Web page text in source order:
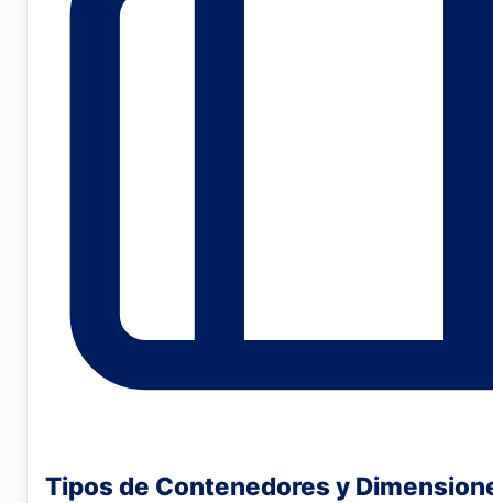
Tipos de Contenedores y